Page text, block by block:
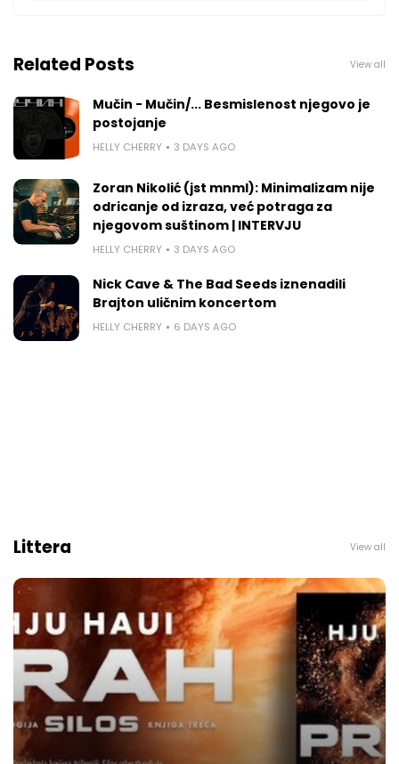
Related Posts View all
Mučin - Mučin/... Besmislenost njegovo je
postojanje
HELLY CHERRY 3 DAYS AGO
Zoran Nikolić (jst mnml): Minimalizam nije
odricanje od izraza, već potraga za
njegovom suštinom | INTERVJU
HELLY CHERRY 3 DAYS AGO
Nick Cave & The Bad Seeds iznenadili
Brajton uličnim koncertom
HELLY CHERRY 6 DAYS AGO
Littera View all